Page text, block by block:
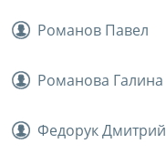
Романов Павел
Романова Галина
Федорук Дмитрий